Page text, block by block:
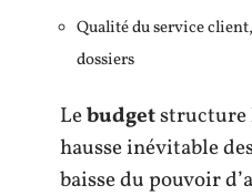
Qualité du service
dossiers
Lebudgetstructure
hausse inévitable
baisse du pouvoir